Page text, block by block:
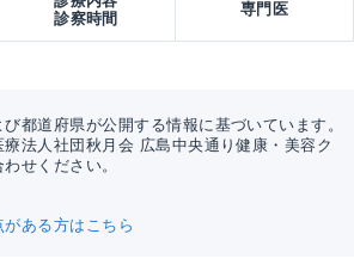
診察時間
専門医
都道府県が公開する情報に基づいています。
法人社団秋月会 広島中央通り健康・美容ク
せください。
ある方はこちら